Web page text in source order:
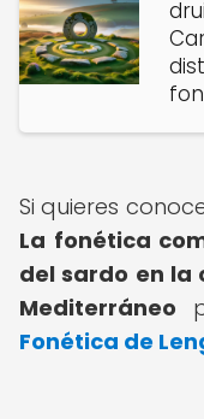
Si quieres
La fonética
del sardo en la
Mediterráneo
Fonética de